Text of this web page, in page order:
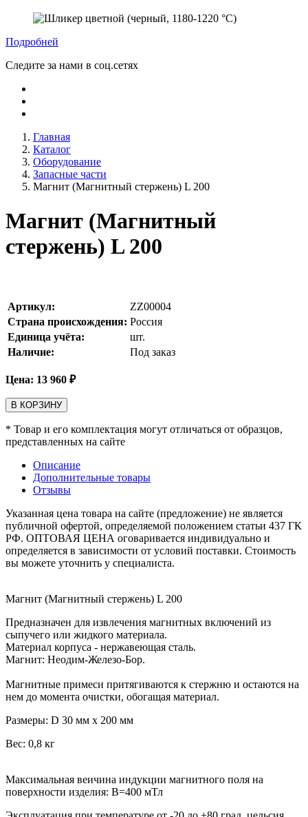
Подробней
Следите за нами в соц.сетях
Главная
Каталог
Оборудование
Запасные части
Магнит (Магнитный стержень) L 200
Магнит (Магнитный
стержень) L 200
Артикул:
ZZ00004
Страна происхождения: Россия
Единица учёта:
шт.
Наличие:
Под заказ
Цена: 13 960 ₽
В КОРЗИНУ
* Товар и его комплектация могут отличаться от образцов,
представленных на сайте
Описание
Дополнительные товары
Отзывы
Указанная цена товара на сайте (предложение) не является
публичной офертой, определяемой положением статьи 437 ГК
РФ. ОПТОВАЯ ЦЕНА оговаривается индивидуально и
определяется в зависимости от условий поставки. Стоимость
вы можете уточнить у специалиста.
Магнит (Магнитный стержень) L 200
Предназначен для извлечения магнитных включений из
сыпучего или жидкого материала.
Материал корпуса - нержавеющая сталь.
Магнит: Неодим-Железо-Бор.
Магнитные примеси притягиваются к стержню и остаются на
нем до момента очистки, обогащая материал.
Размеры: D 30 мм х 200 мм
Вес: 0,8 кг
Максимальная веичина индукции магнитного поля на
поверхности изделия: В=400 мТл